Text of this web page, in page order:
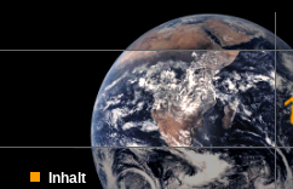
Inhalt